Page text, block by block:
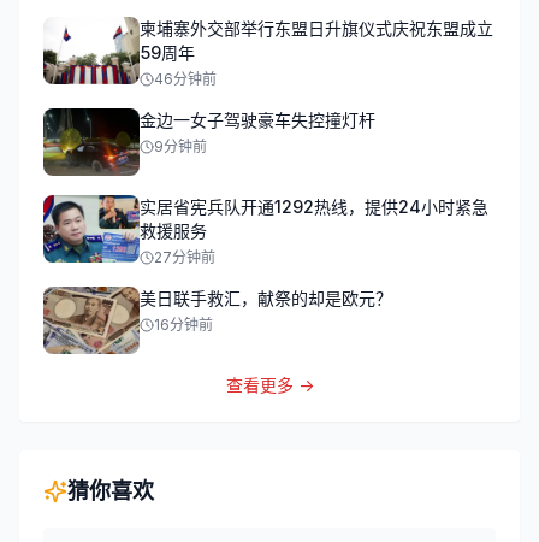
柬埔寨外交部举行东盟日升旗仪式庆祝东盟成立
59周年
46分钟前
金边一女子驾驶豪车失控撞灯杆
9分钟前
实居省宪兵队开通1292热线，提供24小时紧急
救援服务
27分钟前
美日联手救汇，献祭的却是欧元？
16分钟前
查看更多 →
猜你喜欢